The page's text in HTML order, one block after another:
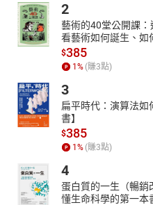
2
藝術的40堂公開課：
看藝術如何誕生、如
$385
1% (賺3點)
3
扁平時代：演算法如
書】
$385
1% (賺3點)
4
蛋白質的一生（暢
懂生命科學的第一本